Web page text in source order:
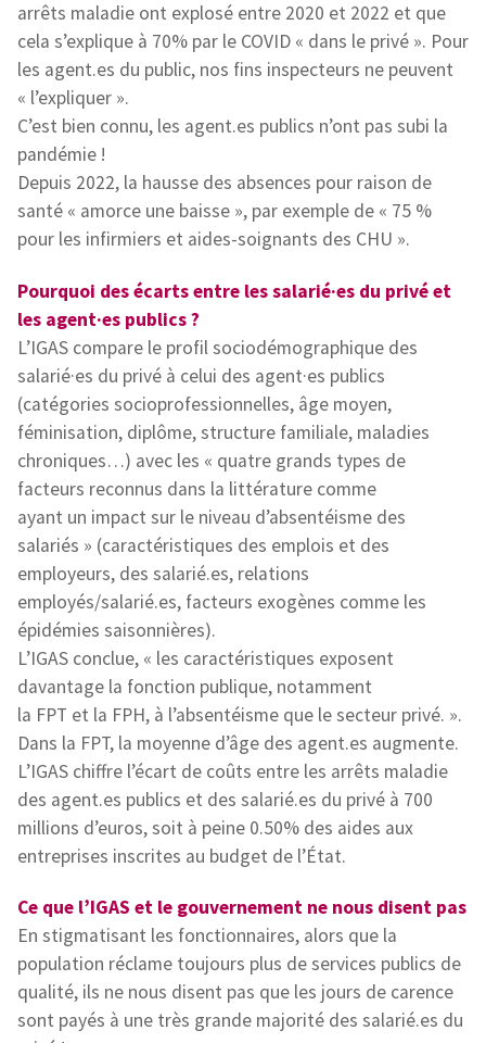
arrêts maladie ont explosé entre 2020 et 2022 et que
cela s’explique à 70% par le COVID « dans le privé ». Pour
les agent.es du public, nos fins inspecteurs ne peuvent
« l’expliquer ».
C’est bien connu, les agent.es publics n’ont pas subi la
pandémie !
Depuis 2022, la hausse des absences pour raison de
santé « amorce une baisse », par exemple de « 75 %
pour les infirmiers et aides-soignants des CHU ».
Pourquoi des écarts entre les salarié·es du privé et
les agent·es publics ?
L’IGAS compare le profil sociodémographique des
salarié·es du privé à celui des agent·es publics
(catégories socioprofessionnelles, âge moyen,
féminisation, diplôme, structure familiale, maladies
chroniques…) avec les « quatre grands types de
facteurs reconnus dans la littérature comme
ayant un impact sur le niveau d’absentéisme des
salariés » (caractéristiques des emplois et des
employeurs, des salarié.es, relations
employés/salarié.es, facteurs exogènes comme les
épidémies saisonnières).
L’IGAS conclue, « les caractéristiques exposent
davantage la fonction publique, notamment
la FPT et la FPH, à l’absentéisme que le secteur privé. ».
Dans la FPT, la moyenne d’âge des agent.es augmente.
L’IGAS chiffre l’écart de coûts entre les arrêts maladie
des agent.es publics et des salarié.es du privé à 700
millions d’euros, soit à peine 0.50% des aides aux
entreprises inscrites au budget de l’État.
Ce que l’IGAS et le gouvernement ne nous disent pas
En stigmatisant les fonctionnaires, alors que la
population réclame toujours plus de services publics de
qualité, ils ne nous disent pas que les jours de carence
sont payés à une très grande majorité des salarié.es du